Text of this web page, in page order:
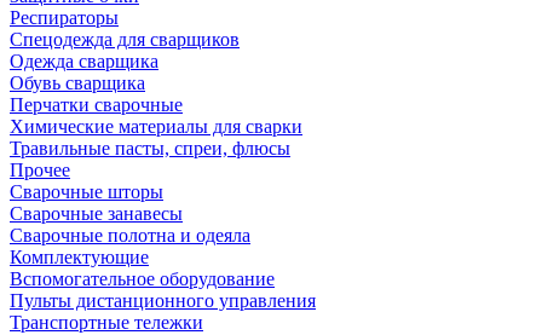
Респираторы
Спецодежда для сварщиков
Одежда сварщика
Обувь сварщика
Перчатки сварочные
Химические материалы для сварки
Травильные пасты, спреи, флюсы
Прочее
Сварочные шторы
Сварочные занавесы
Сварочные полотна и одеяла
Комплектующие
Вспомогательное оборудование
Пульты дистанционного управления
Транспортные тележки